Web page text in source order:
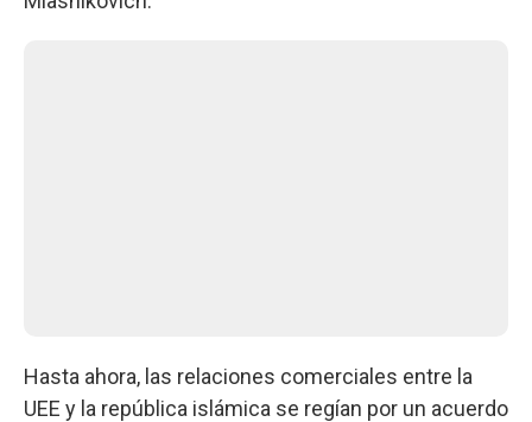
Hasta ahora, las relaciones comerciales entre la
UEE y la república islámica se regían por un acuerdo